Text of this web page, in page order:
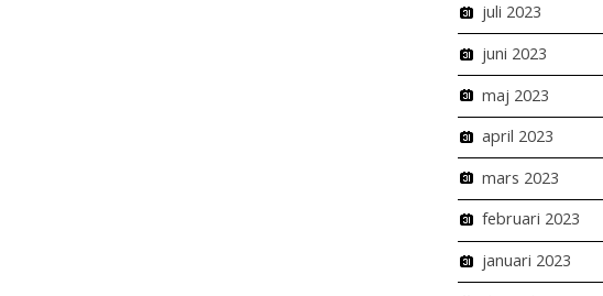
juli 2023
juni 2023
maj 2023
april 2023
mars 2023
februari 2023
januari 2023